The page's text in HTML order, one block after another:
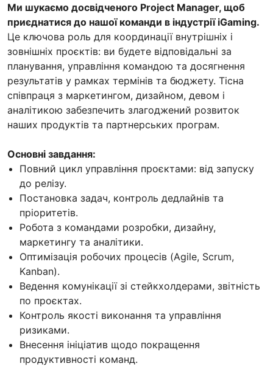
Ми шукаємо досвідченого Project Manager, щоб
приєднатися до нашої команди в індустрії iGaming.
Це ключова роль для координації внутрішніх і
зовнішніх проєктів: ви будете відповідальні за
планування, управління командою та досягнення
результатів у рамках термінів та бюджету. Тісна
співпраця з маркетингом, дизайном, девом і
аналітикою забезпечить злагоджений розвиток
наших продуктів та партнерських програм.
Основні завдання:
Повний цикл управління проєктами: від запуску
до релізу.
Постановка задач, контроль дедлайнів та
пріоритетів.
Робота з командами розробки, дизайну,
маркетингу та аналітики.
Оптимізація робочих процесів (Agile, Scrum,
Kanban).
Ведення комунікації зі стейкхолдерами, звітність
по проєктах.
Контроль якості виконання та управління
ризиками.
Внесення ініціатив щодо покращення
продуктивності команд.